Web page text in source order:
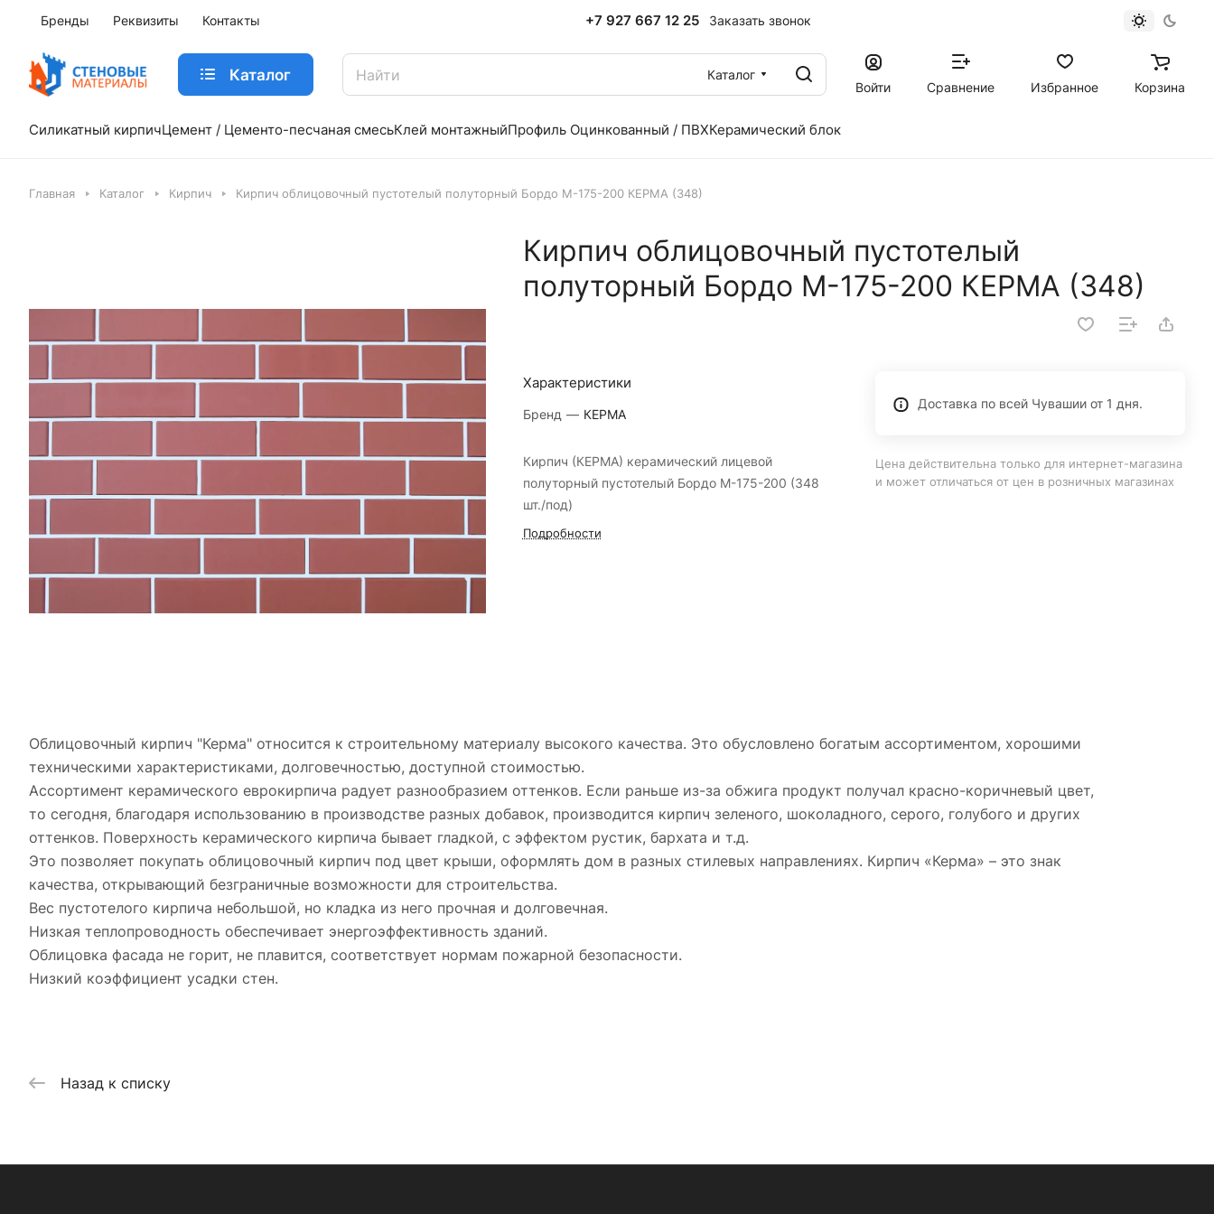
Бренды Реквизиты Контакты +7 927 667 12 25 Заказать звонок
Каталог
Каталог
Войти
Сравнение Избранное Корзина
Силикатный кирпичЦемент / Цементо-песчаная смесьКлей монтажныйПрофиль Оцинкованный / ПВХКерамический блок
Главная Каталог Кирпич Кирпич облицовочный пустотелый полуторный Бордо M-175-200 КЕРМА (348)
Кирпич облицовочный пустотелый
полуторный Бордо M-175-200 КЕРМА (348)
Характеристики
Бренд — КЕРМА
Кирпич (КЕРМА) керамический лицевой
полуторный пустотелый Бордо М-175-200 (348
шт./под)
Подробности
Доставка по всей Чувашии от 1 дня.
Цена действительна только для интернет-магазина
и может отличаться от цен в розничных магазинах
Облицовочный кирпич "Керма" относится к строительному материалу высокого качества. Это обусловлено богатым ассортиментом, хорошими
техническими характеристиками, долговечностью, доступной стоимостью.
Ассортимент керамического еврокирпича радует разнообразием оттенков. Если раньше из-за обжига продукт получал красно-коричневый цвет,
то сегодня, благодаря использованию в производстве разных добавок, производится кирпич зеленого, шоколадного, серого, голубого и других
оттенков. Поверхность керамического кирпича бывает гладкой, с эффектом рустик, бархата и т.д.
Это позволяет покупать облицовочный кирпич под цвет крыши, оформлять дом в разных стилевых направлениях. Кирпич «Керма» – это знак
качества, открывающий безграничные возможности для строительства.
Вес пустотелого кирпича небольшой, но кладка из него прочная и долговечная.
Низкая теплопроводность обеспечивает энергоэффективность зданий.
Облицовка фасада не горит, не плавится, соответствует нормам пожарной безопасности.
Низкий коэффициент усадки стен.
Назад к списку